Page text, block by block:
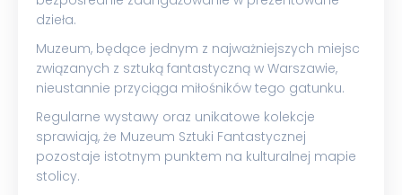
dzieła.
Muzeum, będące jednym z najważniejszych miejsc
związanych z sztuką fantastyczną w Warszawie,
nieustannie przyciąga miłośników tego gatunku.
Regularne wystawy oraz unikatowe kolekcje
sprawiają, że Muzeum Sztuki Fantastycznej
pozostaje istotnym punktem na kulturalnej mapie
stolicy.